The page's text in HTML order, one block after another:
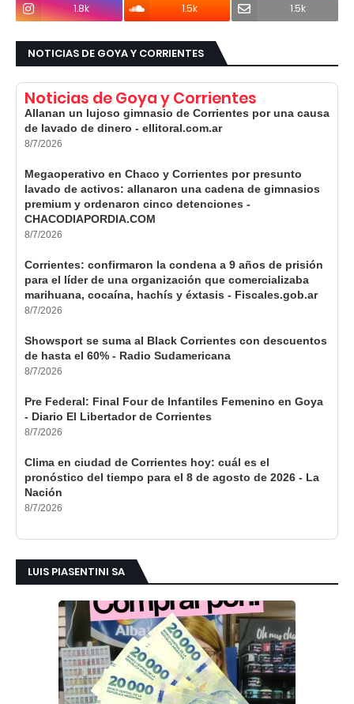
1.8k
1.5k 1.5k
NOTICIAS DE GOYA Y CORRIENTES
Noticias de Goya y Corrientes
Allanan un lujoso gimnasio de Corrientes por una causa
de lavado de dinero - ellitoral.com.ar
8/7/2026
Megaoperativo en Chaco y Corrientes por presunto
lavado de activos: allanaron una cadena de gimnasios
premium y ordenaron cinco detenciones -
CHACODIAPORDIA.COM
8/7/2026
Corrientes: confirmaron la condena a 9 años de prisión
para el líder de una organización que comercializaba
marihuana, cocaína, hachís y éxtasis - Fiscales.gob.ar
8/7/2026
Showsport se suma al Black Corrientes con descuentos
de hasta el 60% - Radio Sudamericana
8/7/2026
Pre Federal: Final Four de Infantiles Femenino en Goya
- Diario El Libertador de Corrientes
8/7/2026
Clima en ciudad de Corrientes hoy: cuál es el
pronóstico del tiempo para el 8 de agosto de 2026 - La
Nación
8/7/2026
LUIS PIASENTINI SA